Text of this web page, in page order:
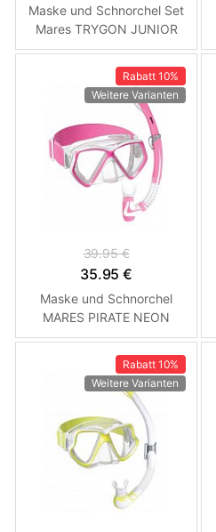
Maske und Schnorchel Set
Mares TRYGON JUNIOR
COMBO Růžová
Rabatt 10%
Weitere Varianten
39.95 €
35.95 €
Maske und Schnorchel
MARES PIRATE NEON
Junior Set - Baby-Rosa
Rabatt 10%
Weitere Varianten